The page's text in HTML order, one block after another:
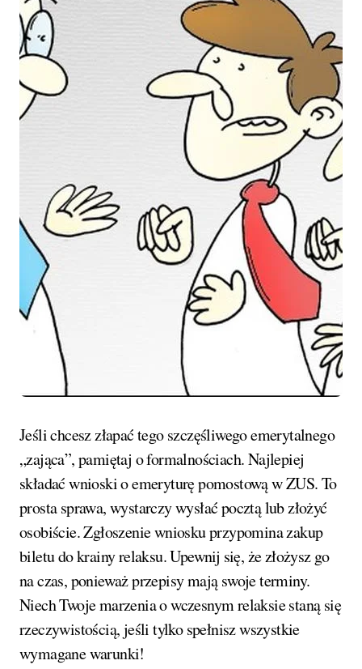
Jeśli chcesz złapać tego szczęśliwego emerytalnego
„zająca”, pamiętaj o formalnościach. Najlepiej
składać wnioski o emeryturę pomostową w ZUS. To
prosta sprawa, wystarczy wysłać pocztą lub złożyć
osobiście. Zgłoszenie wniosku przypomina zakup
biletu do krainy relaksu. Upewnij się, że złożysz go
na czas, ponieważ przepisy mają swoje terminy.
Niech Twoje marzenia o wczesnym relaksie staną się
rzeczywistością, jeśli tylko spełnisz wszystkie
wymagane warunki!